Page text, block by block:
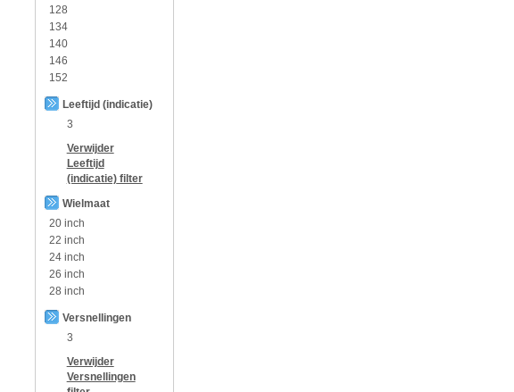
128
134
140
146
152
Leeftijd (indicatie)
3
Verwijder
Leeftijd
(indicatie)filter
Wielmaat
20 inch
22 inch
24 inch
26 inch
28 inch
Versnellingen
3
Verwijder
Versnellingen